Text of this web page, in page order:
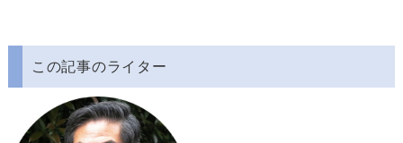
この記事のライター